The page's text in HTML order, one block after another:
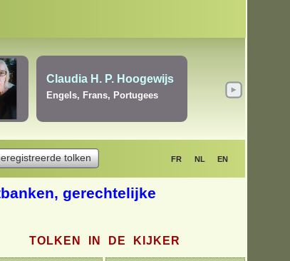
tolken
TOLKEN IN DE KIJKER
gerechtelijke
Ylber Zejnullahu
Albanees, Bosnisch, Engels,
Frans, Kroatisch, Montenegrijns
EN
FR NL